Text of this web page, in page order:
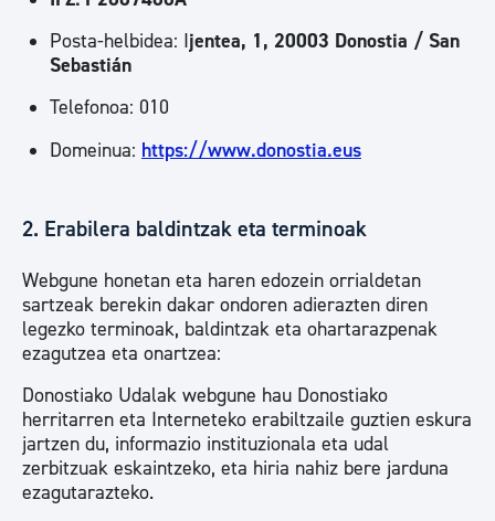
Posta-helbidea: Ijentea, 1, 20003 Donostia / San
Sebastián
Telefonoa: 010
Domeinua: https://www.donostia.eus
2. Erabilera baldintzak eta terminoak
Webgune honetan eta haren edozein orrialdetan
sartzeak berekin dakar ondoren adierazten diren
legezko terminoak, baldintzak eta ohartarazpenak
ezagutzea eta onartzea:
Donostiako Udalak webgune hau Donostiako
herritarren eta Interneteko erabiltzaile guztien eskura
jartzen du, informazio instituzionala eta udal
zerbitzuak eskaintzeko, eta hiria nahiz bere jarduna
ezagutarazteko.